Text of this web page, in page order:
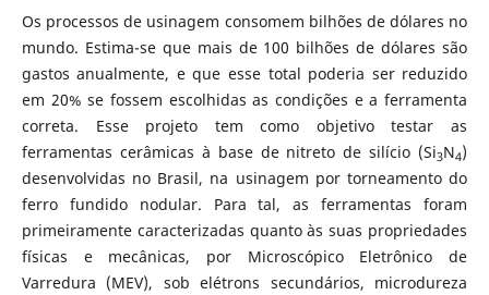
Os processos de usinagem consomem bilhões de dólares no
mundo. Estima-se que mais de 100 bilhões de dólares são
gastos anualmente, e que esse total poderia ser reduzido
em 20% se fossem escolhidas as condições e a ferramenta
correta. Esse projeto tem como objetivo testar as
ferramentas cerâmicas à base de nitreto de silício (Si3N4)
desenvolvidas no Brasil, na usinagem por torneamento do
ferro fundido nodular. Para tal, as ferramentas foram
primeiramente caracterizadas quanto às suas propriedades
físicas e mecânicas, por Microscópico Eletrônico de
Varredura (MEV), sob elétrons secundários, microdureza